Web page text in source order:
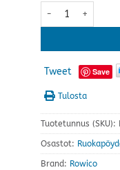
Brooklyn
Tweet Save
Tulosta
Tuotetunnus (SKU):
Osastot:
Brand: Rowico